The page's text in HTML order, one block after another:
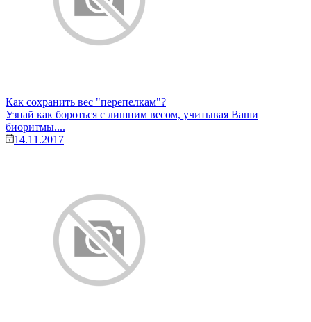
Как сохранить вес "перепелкам"?
Узнай как бороться с лишним весом, учитывая Ваши
биоритмы....
14.11.2017